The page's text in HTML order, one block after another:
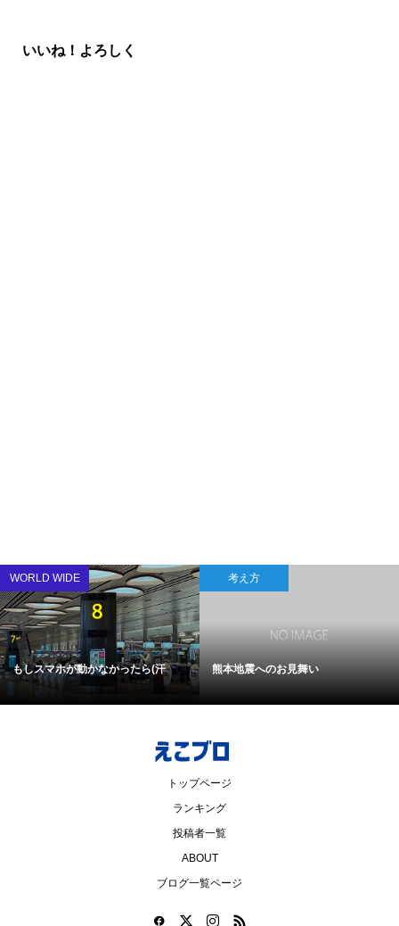
いいね！よろしく
WORLD WIDE
もしスマホが動かなかったら(汗
考え方
熊本地震へのお見舞い
トップページ
ランキング
投稿者一覧
ABOUT
ブログ一覧ページ